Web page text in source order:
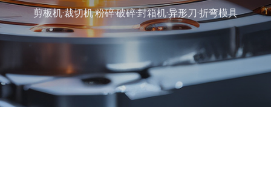
剪板机·裁切机·粉碎·破碎·封箱机·异形刀·折弯模具